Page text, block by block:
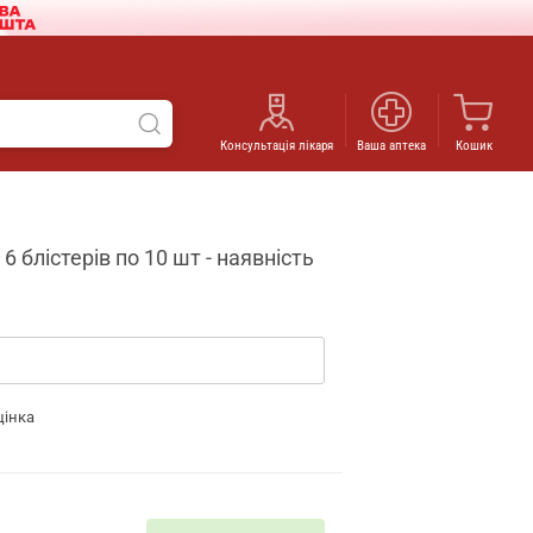
Консультація лікаря Ваша аптека Кошик
по 10 шт - наявність